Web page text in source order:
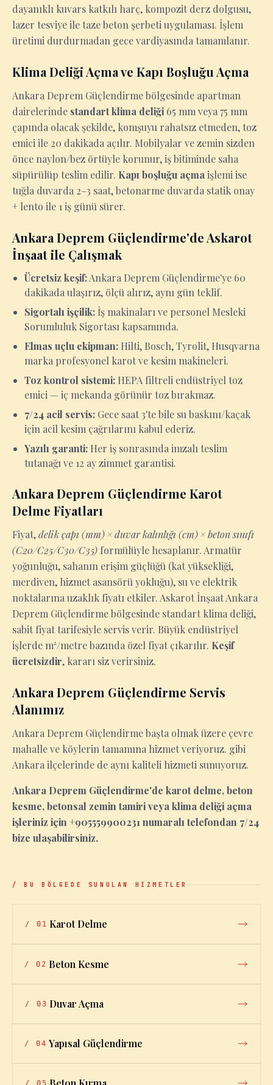
dayanıklı kuvars katkılı harç, kompozit derz dolgusu,
lazer tesviye ile taze beton şerbeti uygulaması. İşlem
üretimi durdurmadan gece vardiyasında tamamlanır.
Klima Deliği Açma ve Kapı Boşluğu Açma
Ankara Deprem Güçlendirme bölgesinde apartman
dairelerinde standart klima deliği 65 mm veya 75 mm
çapında olacak şekilde, komşuyu rahatsız etmeden, toz
emici ile 20 dakikada açılır. Mobilyalar ve zemin sizden
önce naylon/bez örtüyle korunur, iş bitiminde saha
süpürülüp teslim edilir. Kapı boşluğu açma işlemi ise
tuğla duvarda 2–3 saat, betonarme duvarda statik onay
+ lento ile 1 iş günü sürer.
Ankara Deprem Güçlendirme'de Askarot
İnşaat ile Çalışmak
Ücretsiz keşif:Ankara Deprem Güçlendirme'ye 60
dakikada ulaşırız, ölçü alırız, aynı gün teklif.
Sigortalı işçilik: İş makinaları ve personel Mesleki
Sorumluluk Sigortası kapsamında.
Elmas uçlu ekipman: Hilti, Bosch, Tyrolit, Husqvarna
marka profesyonel karot ve kesim makineleri.
Toz kontrol sistemi: HEPA filtreli endüstriyel toz
emici — iç mekanda görünür toz bırakmaz.
7/24 acil servis: Gece saat 3'te bile su baskını/kaçak
için acil kesim çağrılarını kabul ederiz.
Yazılı garanti: Her iş sonrasında imzalı teslim
tutanağı ve 12 ay zimmet garantisi.
Ankara Deprem Güçlendirme Karot
Delme Fiyatları
Fiyat,delik çapı (mm) × duvar kalınlığı (cm) × beton sınıfı
(C20/C25/C30/C35) formülüyle hesaplanır. Armatür
yoğunluğu, sahanın erişim güçlüğü (kat yüksekliği,
merdiven, hizmet asansörü yokluğu), su ve elektrik
noktalarına uzaklık fiyatı etkiler. Askarot İnşaat Ankara
Deprem Güçlendirme bölgesinde standart klima deliği,
sabit fiyat tarifesiyle servis verir. Büyük endüstriyel
işlerde m²/metre bazında özel fiyat çıkarılır. Keşif
ücretsizdir, kararı siz verirsiniz.
Ankara Deprem Güçlendirme Servis
Alanımız
Ankara Deprem Güçlendirme başta olmak üzere çevre
mahalle ve köylerin tamamına hizmet veriyoruz. gibi
Ankara ilçelerinde de aynı kaliteli hizmeti sunuyoruz.
Ankara Deprem Güçlendirme'de karot delme, beton
kesme, betonsal zemin tamiri veya klima deliği açma
işleriniz için +905559900231 numaralı telefondan 7/24
bize ulaşabilirsiniz.
/ BU BÖLGEDE SUNULAN HİZMETLER
/ 01 Karot Delme
/ 02 Beton Kesme
/ 03 Duvar Açma
/ 04 Yapısal Güçlendirme
/ 05